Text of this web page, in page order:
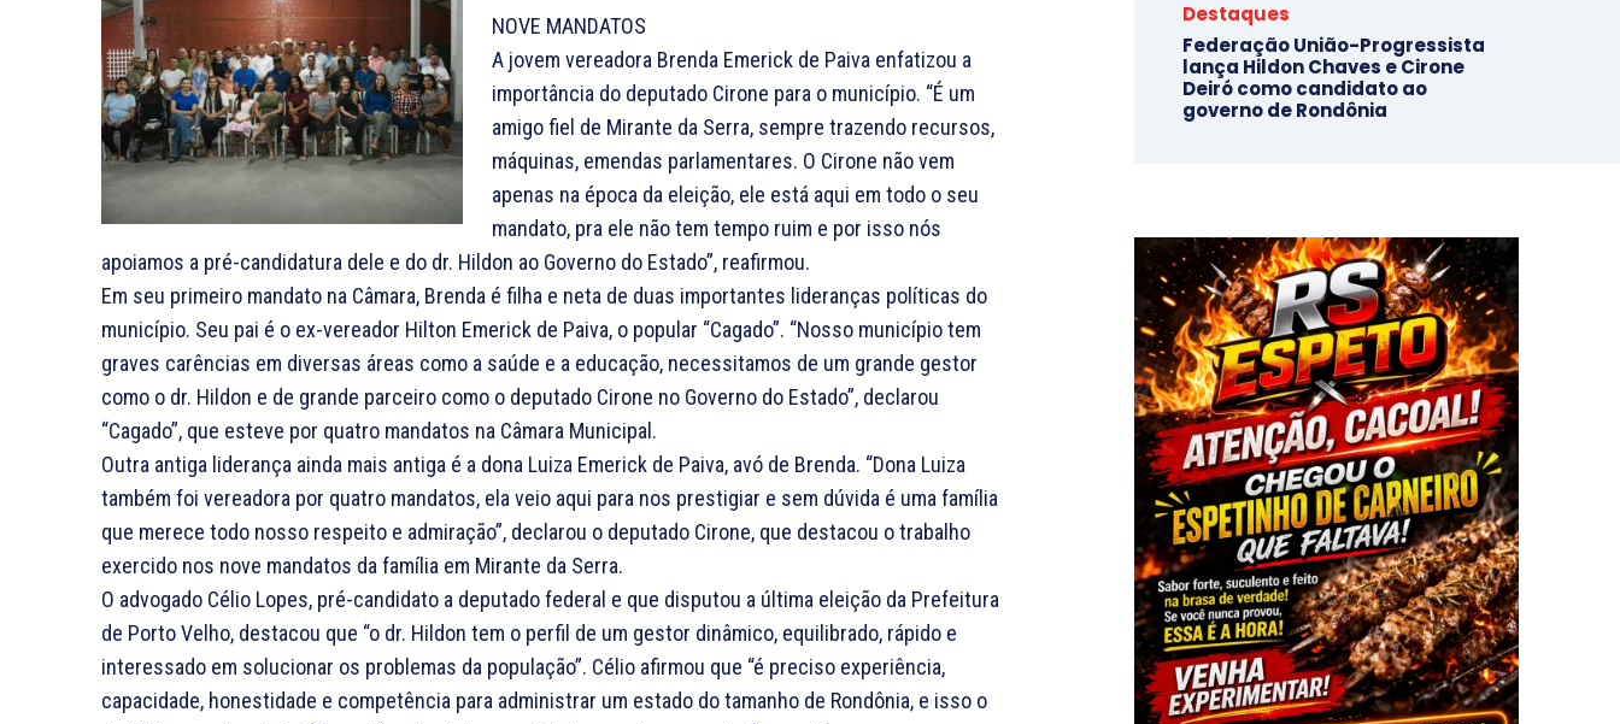
NOVE MANDATOS
A jovem vereadora Brenda Emerick de Paiva enfatizou a
importância do deputado Cirone para o município. “É um
amigo fiel de Mirante da Serra, sempre trazendo recursos,
máquinas, emendas parlamentares. O Cirone não vem
apenas na época da eleição, ele está aqui em todo o seu
mandato, pra ele não tem tempo ruim e por isso nós
apoiamos a pré-candidatura dele e do dr. Hildon ao Governo do Estado”, reafirmou.
Em seu primeiro mandato na Câmara, Brenda é filha e neta de duas importantes lideranças políticas do
município. Seu pai é o ex-vereador Hilton Emerick de Paiva, o popular “Cagado”. “Nosso município tem
graves carências em diversas áreas como a saúde e a educação, necessitamos de um grande gestor
como o dr. Hildon e de grande parceiro como o deputado Cirone no Governo do Estado”, declarou
“Cagado”, que esteve por quatro mandatos na Câmara Municipal.
Outra antiga liderança ainda mais antiga é a dona Luiza Emerick de Paiva, avó de Brenda. “Dona Luiza
também foi vereadora por quatro mandatos, ela veio aqui para nos prestigiar e sem dúvida é uma família
que merece todo nosso respeito e admiração”, declarou o deputado Cirone, que destacou o trabalho
exercido nos nove mandatos da família em Mirante da Serra.
O advogado Célio Lopes, pré-candidato a deputado federal e que disputou a última eleição da Prefeitura
de Porto Velho, destacou que “o dr. Hildon tem o perfil de um gestor dinâmico, equilibrado, rápido e
interessado em solucionar os problemas da população”. Célio afirmou que “é preciso experiência,
capacidade, honestidade e competência para administrar um estado do tamanho de Rondônia, e isso o
Destaques
Federação União-Progressista
lança Hildon Chaves e Cirone
Deiró como candidato ao
governo de Rondônia